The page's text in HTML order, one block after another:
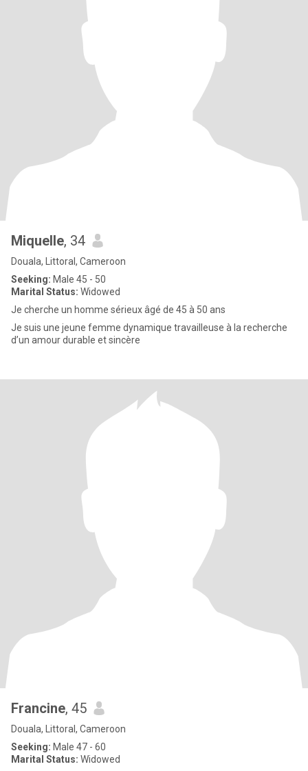
Miquelle, 34
Douala, Littoral, Cameroon
Seeking: Male 45 - 50
Marital Status: Widowed
Je cherche un homme sérieux âgé de 45 à 50 ans
Je suis une jeune femme dynamique travailleuse à la recherche
d’un amour durable et sincère
Francine, 45
Douala, Littoral, Cameroon
Seeking: Male 47 - 60
Marital Status: Widowed